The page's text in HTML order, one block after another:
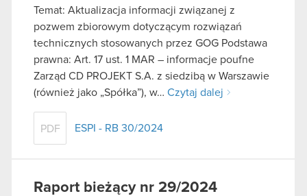
Temat: Aktualizacja informacji związanej z
pozwem zbiorowym dotyczącym rozwiązań
technicznych stosowanych przez GOG Podstawa
prawna: Art. 17 ust. 1 MAR – informacje poufne
Zarząd CD PROJEKT S.A. z siedzibą w Warszawie
(również jako „Spółka”), w… Czytaj dalej
PDF ESPI - RB 30/2024
Raport bieżący nr 29/2024